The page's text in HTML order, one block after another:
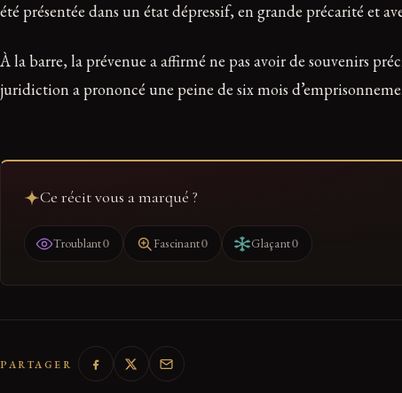
été présentée dans un état dépressif, en grande précarité et
À la barre, la prévenue a affirmé ne pas avoir de souvenirs
juridiction a prononcé une peine de six mois
Ce récit vous a marqué ?
Troublant0 Fascinant0 Glaçant0
PARTAGER